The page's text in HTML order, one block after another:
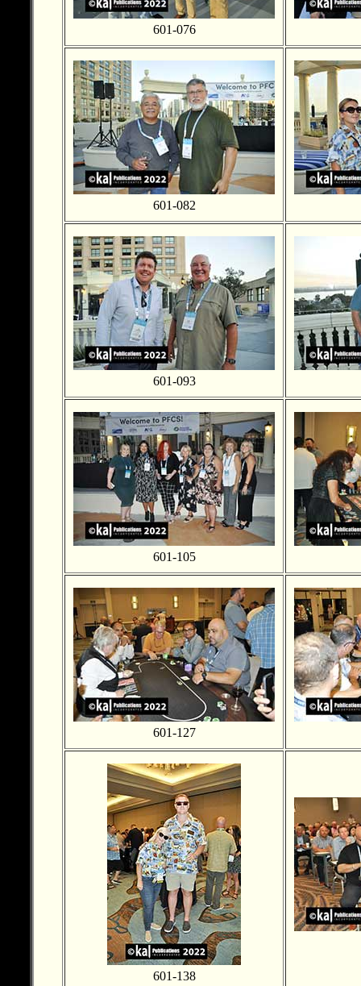
601-076
601-082
601-093
601-105
601-127
601-138